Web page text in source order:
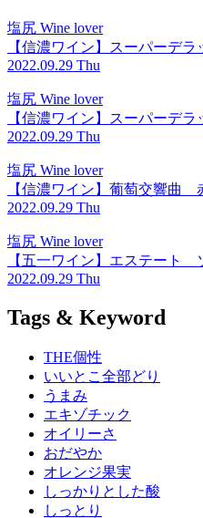
塩尻 Wine lover
【信濃ワイン】スーパーデ
2022.09.29 Thu
塩尻 Wine lover
【信濃ワイン】スーパーデ
2022.09.29 Thu
塩尻 Wine lover
【信濃ワイン】葡萄交響曲
2022.09.29 Thu
塩尻 Wine lover
【五一ワイン】エステート
2022.09.29 Thu
Tags & Keyword
THE個性
いいとこ全部どり
うまみ
エキゾチック
オイリーさ
おだやか
オレンジ果実
しっかりとした酸
しっとり